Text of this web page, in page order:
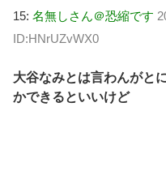
15: 名無しさん＠恐縮です
ID:HNrUZvWX0
大谷なみとは言わんがと
かできるといいけど